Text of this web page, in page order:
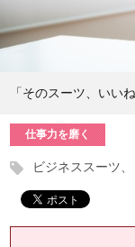
「そのスーツ、いい
仕事力を磨く
ビジネススーツ